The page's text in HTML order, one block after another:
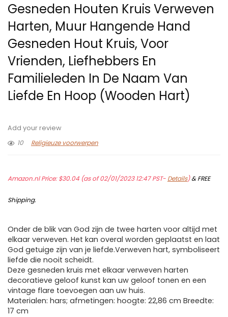
Gesneden Houten Kruis Verweven
Harten, Muur Hangende Hand
Gesneden Hout Kruis, Voor
Vrienden, Liefhebbers En
Familieleden In De Naam Van
Liefde En Hoop (Wooden Hart)
Add your review
10
Religieuze voorwerpen
Amazon.nl Price:$30.04 (as of 02/01/2023 12:47 PST- Details)&FREE
Shipping.
Onder de blik van God zijn de twee harten voor altijd met
elkaar verweven. Het kan overal worden geplaatst en laat
God getuige zijn van je liefde.Verweven hart, symboliseert
liefde die nooit scheidt.
Deze gesneden kruis met elkaar verweven harten
decoratieve geloof kunst kan uw geloof tonen en een
vintage flare toevoegen aan uw huis.
Materialen: hars; afmetingen: hoogte: 22,86 cm Breedte:
17 cm